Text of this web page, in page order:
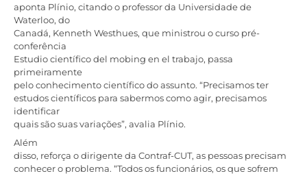
aponta Plínio, citando o professor da Universidade de
Waterloo, do
Canadá, Kenneth Westhues, que ministrou o curso pré-
conferência
Estudio científico del mobing en el trabajo, passa
primeiramente
pelo conhecimento científico do assunto. “Precisamos ter
estudos científicos para sabermos como agir, precisamos
identificar
quais são suas variações”, avalia Plínio.
Além
disso, reforça o dirigente da Contraf-CUT, as pessoas precisam
conhecer o problema. “Todos os funcionários, os que sofrem